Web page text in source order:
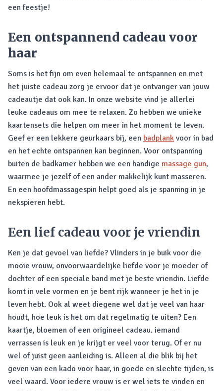
een feestje!
Een ontspannend cadeau voor
haar
Soms is het fijn om even helemaal te ontspannen en met
het juiste cadeau zorg je ervoor dat je ontvanger van jouw
cadeautje dat ook kan. In onze website vind je allerlei
leuke cadeaus om mee te relaxen. Zo hebben we unieke
kaartensets die helpen om meer in het moment te leven.
Geef er een lekkere geurkaars bij, een badplank voor in bad
en het echte ontspannen kan beginnen. Voor ontspanning
buiten de badkamer hebben we een handige massage gun,
waarmee je jezelf of een ander makkelijk kunt masseren.
En een hoofdmassagespin helpt goed als je spanning in je
nekspieren hebt.
Een lief cadeau voor je vriendin
Ken je dat gevoel van liefde? Vlinders in je buik voor die
mooie vrouw, onvoorwaardelijke liefde voor je moeder of
dochter of een speciale band met je beste vriendin. Liefde
komt in vele vormen en je bent rijk wanneer je het in je
leven hebt. Ook al weet diegene wel dat je veel van haar
houdt, hoe leuk is het om dat regelmatig te uiten? Een
kaartje, bloemen of een origineel cadeau. iemand
verrassen is leuk en je krijgt er veel voor terug. Of er nu
wel of juist geen aanleiding is. Alleen al die blik bij het
geven van een kado voor haar, in goede en slechte tijden, is
veel waard. Voor iedere vrouw is er wel iets te vinden en